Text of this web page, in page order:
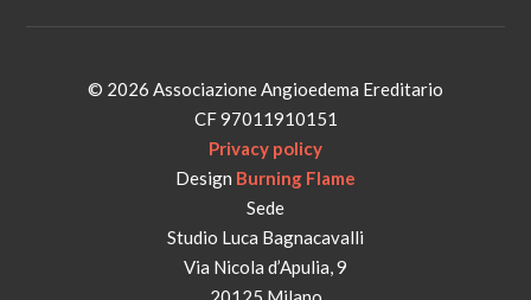
© 2026 Associazione Angioedema Ereditario
CF 97011910151
Privacy policy
Design Burning Flame
Sede
Studio Luca Bagnacavalli
Via Nicola d’Apulia, 9